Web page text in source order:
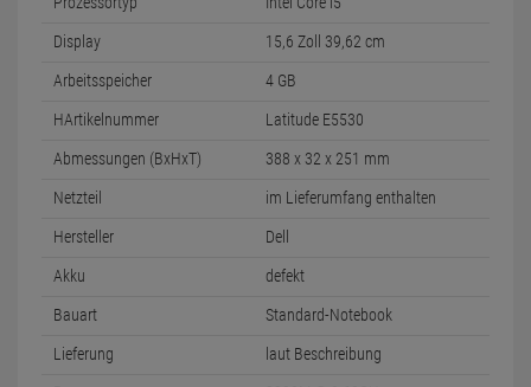
Display 15,6 Zoll 39,62 cm
Arbeitsspeicher 4 GB
HArtikelnummer Latitude E5530
Abmessungen (BxHxT) 388 x 32 x 251 mm
Netzteil im Lieferumfang enthalten
Hersteller Dell
Akku defekt
Bauart Standard-Notebook
Lieferung laut Beschreibung